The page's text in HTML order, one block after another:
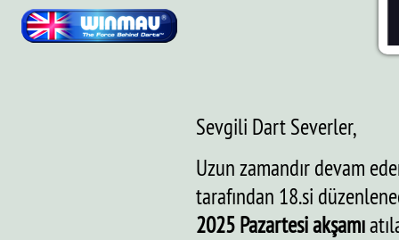
Sevgili Dart Severler,
Uzun zamandır devam
tarafından 18.si
2025 Pazartesi akşamı